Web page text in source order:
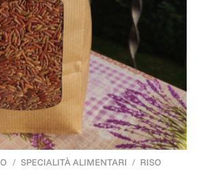
/ SPECIALITÀ ALIMENTARI / RISO